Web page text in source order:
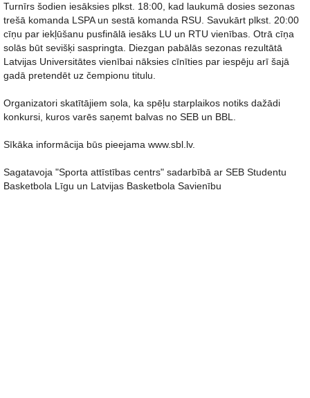
Turnīrs šodien iesāksies plkst. 18:00, kad laukumā dosies sezonas
trešā komanda LSPA un sestā komanda RSU. Savukārt plkst. 20:00
cīņu par iekļūšanu pusfinālā iesāks LU un RTU vienības. Otrā cīņa
solās būt sevišķi saspringta. Diezgan pabālās sezonas rezultātā
Latvijas Universitātes vienībai nāksies cīnīties par iespēju arī šajā
gadā pretendēt uz čempionu titulu.
Organizatori skatītājiem sola, ka spēļu starplaikos notiks dažādi
konkursi, kuros varēs saņemt balvas no SEB un BBL.
Sīkāka informācija būs pieejama www.sbl.lv.
Sagatavoja "Sporta attīstības centrs" sadarbībā ar SEB Studentu
Basketbola Līgu un Latvijas Basketbola Savienību